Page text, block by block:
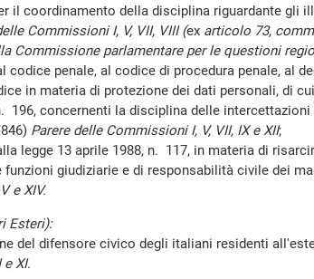
il coordinamento della disciplina riguardante gli
Commissioni I, V, VII, VIII (ex articolo 73,
Commissione parlamentare per le questioni
penale, al codice di procedura penale, al
in materia di protezione dei dati personali, di
196, concernenti la disciplina delle
Parere delle Commissioni I, V, VII, IX e XII;
legge 13 aprile 1988, n. 117, in materia di
giudiziarie e di responsabilità civile dei
e XIV.
Esteri):
del difensore civico degli italiani residenti
XI.